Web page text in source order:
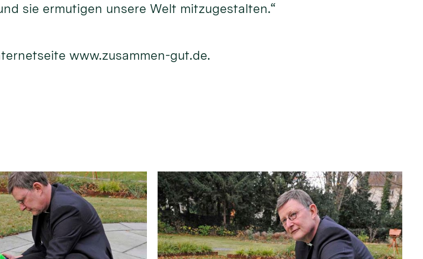
sie ermutigen unsere Welt mitzugestalten.“
www.zusammen-gut.de.